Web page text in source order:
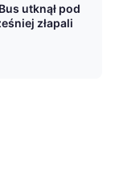
utknął pod
złapali